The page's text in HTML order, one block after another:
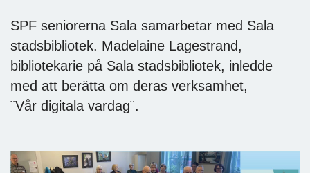
SPF seniorerna Sala samarbetar med Sala
stadsbibliotek. Madelaine Lagestrand,
bibliotekarie på Sala stadsbibliotek, inledde
med att berätta om deras verksamhet,
¨Vår digitala vardag¨.